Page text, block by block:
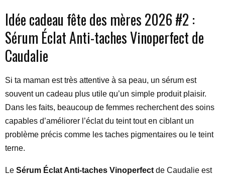
Idée cadeau fête des mères 2026 #2 :
Sérum Éclat Anti-taches Vinoperfect de
Caudalie
Si ta maman est très attentive à sa peau, un sérum est
souvent un cadeau plus utile qu’un simple produit plaisir.
Dans les faits, beaucoup de femmes recherchent des soins
capables d’améliorer l’éclat du teint tout en ciblant un
problème précis comme les taches pigmentaires ou le teint
terne.
Le Sérum Éclat Anti-taches Vinoperfect de Caudalie est